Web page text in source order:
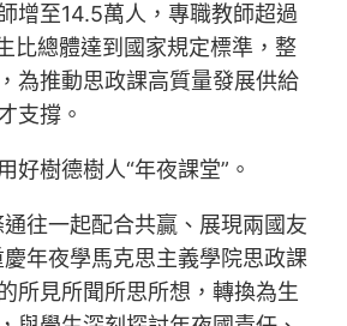
增至14.5萬人，專職教師超過
比總體達到國家規定標準，整
為推動思政課高質量發展供給
支撐。
好樹德樹人“年夜課堂”。
往一起配合共贏、展現兩國友
年夜學馬克思主義學院思政課
所見所聞所思所想，轉換為生